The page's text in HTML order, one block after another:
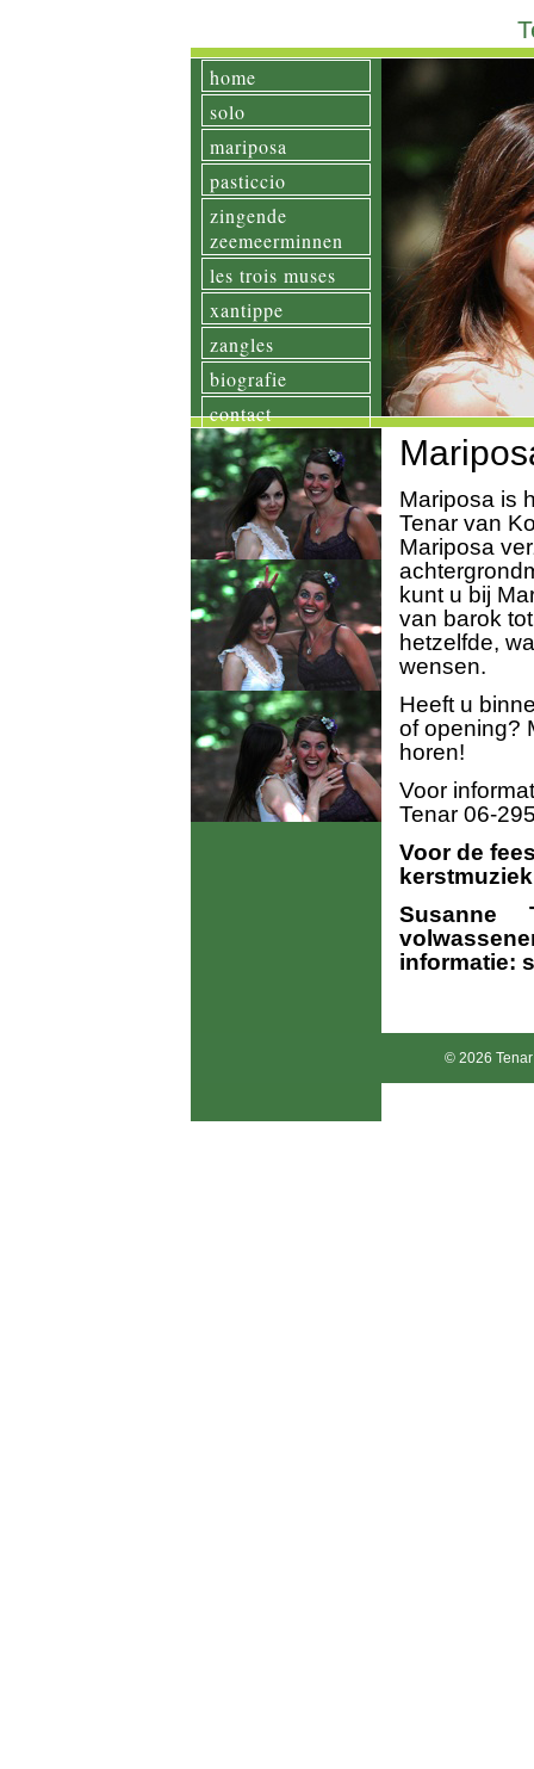
home
solo
mariposa
pasticcio
zingende
zeemeerminnen
les trois muses
xantippe
zangles
biografie
contact
Mariposa is
Tenar van
Mariposa
kunt u bij
van barok
hetzelfde,
wensen.
Heeft u
of opening?
horen!
Voor
Tenar 06-
Voor de
Susanne
informatie:
© 2026